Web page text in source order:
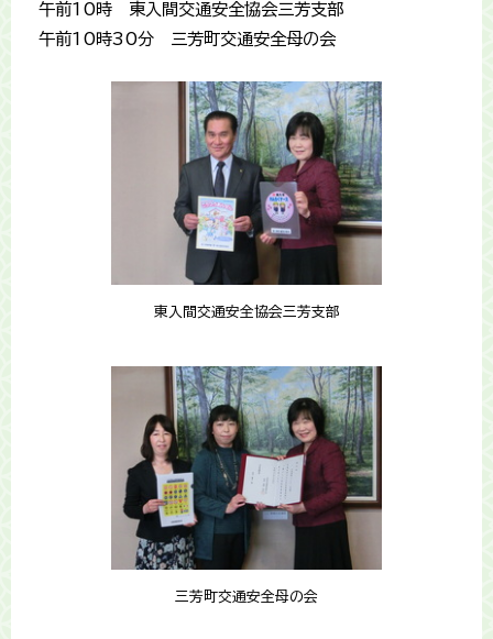
午前10時 東入間交通安全協会三芳支部
午前10時30分 三芳町交通安全母の会
東入間交通安全協会三芳支部
三芳町交通安全母の会